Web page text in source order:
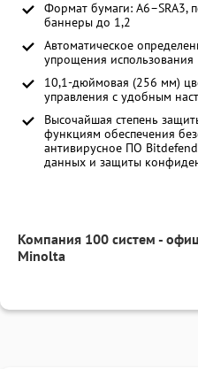
Формат бумаги: A6–SRA3,
баннеры до 1,2
Автоматическое
упрощения использования
10,1-дюймовая (256 мм)
управления с удобным
Высочайшая степень
функциям обеспечения
антивирусное ПО
данных и защиты
Компания 100 систем -
Minolta